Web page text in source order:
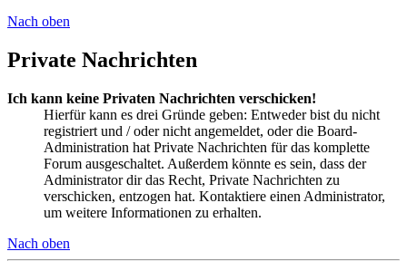
Nach oben
Private Nachrichten
Ich kann keine Privaten Nachrichten verschicken!
Hierfür kann es drei Gründe geben: Entweder bist du nicht
registriert und / oder nicht angemeldet, oder die Board-
Administration hat Private Nachrichten für das komplette
Forum ausgeschaltet. Außerdem könnte es sein, dass der
Administrator dir das Recht, Private Nachrichten zu
verschicken, entzogen hat. Kontaktiere einen Administrator,
um weitere Informationen zu erhalten.
Nach oben